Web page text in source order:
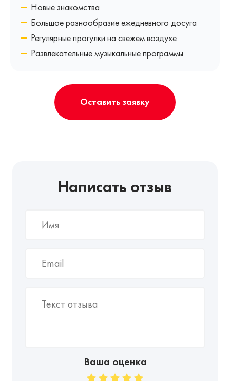
Новые знакомства
Большое разнообразие ежедневного досуга
Регулярные прогулки на свежем воздухе
Развлекательные музыкальные программы
Оставить заявку
Написать отзыв
Ваша оценка